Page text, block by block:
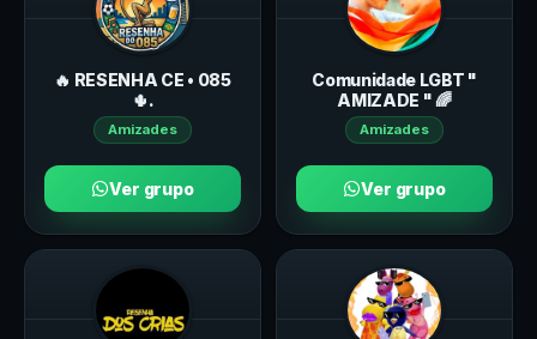
🔥 RESENHA CE • 085
🌵.
Amizades
Ver grupo
Comunidade LGBT "
AMIZADE " 🌈
Amizades
Ver grupo